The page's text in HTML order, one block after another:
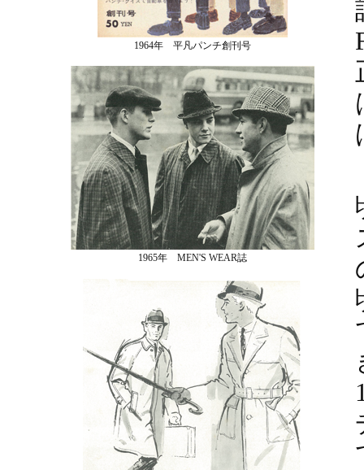
1964年 平凡パンチ創刊号
1965年 MEN'S WEAR誌